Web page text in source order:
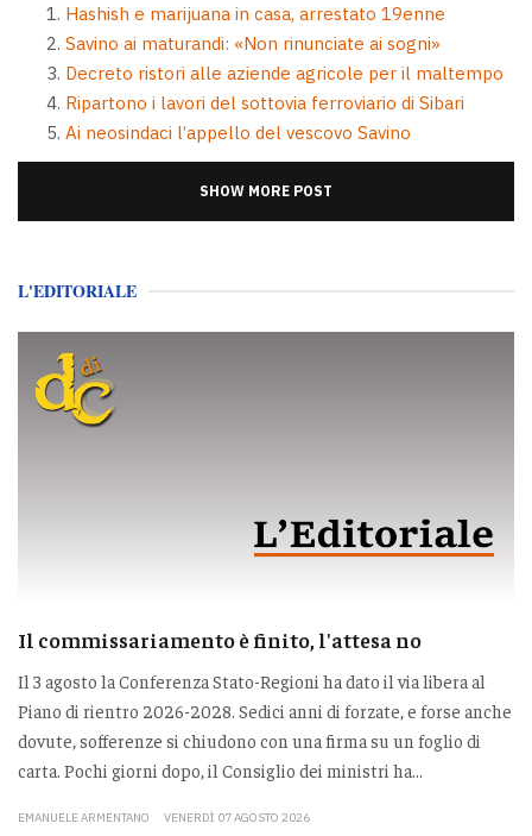
Hashish e marijuana in casa, arrestato 19enne
Savino ai maturandi: «Non rinunciate ai sogni»
Decreto ristori alle aziende agricole per il maltempo
Ripartono i lavori del sottovia ferroviario di Sibari
Ai neosindaci l’appello del vescovo Savino
SHOW MORE POST
L'EDITORIALE
Il commissariamento è finito, l'attesa no
Il 3 agosto la Conferenza Stato-Regioni ha dato il via libera al
Piano di rientro 2026-2028. Sedici anni di forzate, e forse anche
dovute, sofferenze si chiudono con una firma su un foglio di
carta. Pochi giorni dopo, il Consiglio dei ministri ha...
EMANUELE ARMENTANO VENERDÌ 07 AGOSTO 2026